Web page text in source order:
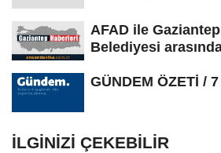
AFAD ile
Belediyesi
GÜNDEM ÖZETİ /
İLGINIZI ÇEKEBILIR